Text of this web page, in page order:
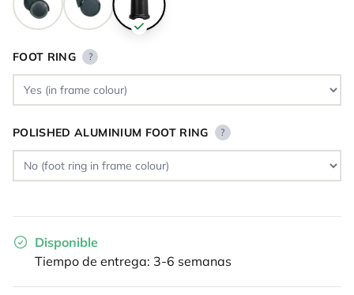
FOOT RING ?
POLISHED ALUMINIUM FOOT RING ?
Disponible
Tiempo de entrega: 3-6 semanas